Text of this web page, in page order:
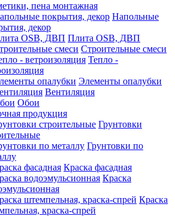
пена монтажная
Напольные
декор
Плита OSB, ДВП
Строительные смеси
Тепло -
Элементы опалубки
Вентиляция
Обои
продукция
Грунтовки
Грунтовки по
Краска фасадная
Краска
Краска
краска-спрей